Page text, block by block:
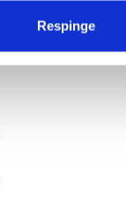
Respinge